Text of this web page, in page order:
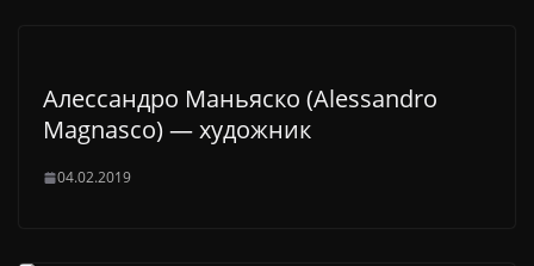
Алессандро Маньяско (Alessandro
Magnasco) — художник
04.02.2019